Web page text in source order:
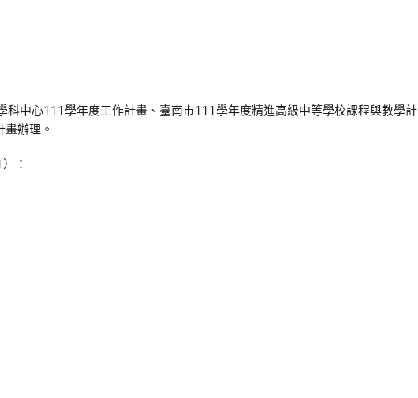
中心111學年度工作計畫、臺南市111學年度精進高級中等學校課程與教學計
辦理。
：